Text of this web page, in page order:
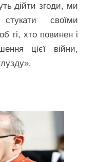
дійти згоди, ми
стукати своїми
ті, хто повинен і
цієї війни,